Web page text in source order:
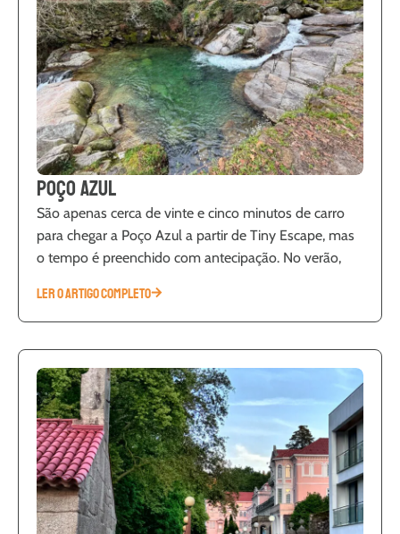
Poço Azul
São apenas cerca de vinte e cinco minutos de carro
para chegar a Poço Azul a partir de Tiny Escape, mas
o tempo é preenchido com antecipação. No verão,
LER O ARTIGO COMPLETO